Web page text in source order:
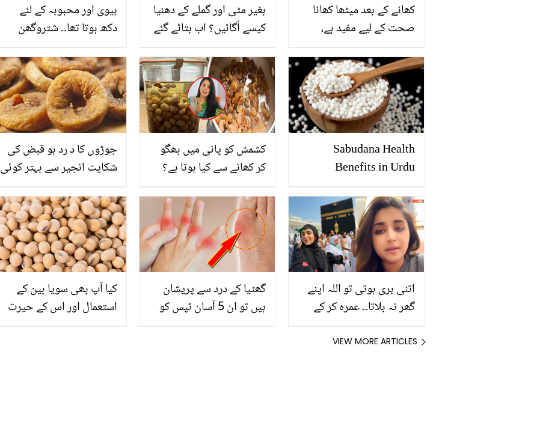
بیوی اور محبوبہ کے لئے
دکھ ہوتا تھا۔۔ شتروگھن
خاطر بیوی سے بیوفائی
کی؟
بغیر مٹی اور گملے کے دھنیا
کیسے اُگائیں؟ اب بتائے گئے
گھر میں دھنیا اگائیں اور
بازار سے خریدنے کے پیسے
بچائیں
کھانے کے بعد میٹھا کھانا
صحت کے لیے مفید ہے،
چوسیں اور زندگی کو بدل
کر رکھ دیں
جوڑوں کا د رد ہو قبض کی
شکایت انجیر سے بہتر کوئی
بیماریوں سے نجات کے لئے
کیسے استعمال کیا جائے
کشمش کو پانی میں بھگو
کر کھانے سے کیا ہوتا ہے؟
انگیز فائدے جنھیں جان کر
آپ بھی ایسا کرنے پر مجبور
ہوجائیں گے
Sabudana Health
Benefits in Urdu
کیا آپ بھی سویا بین کے
استعمال اور اس کے حیرت
گھٹیا کے درد سے پریشان
ہیں تو ان 5 آسان ٹپس کو
اتنی بری ہوتی تو اللہ اپنے
گھر نہ بلاتا۔۔ عمرہ کر کے
کا ایک بار پھر نازیبا ویڈیو
VIEW MORE ARTICLES